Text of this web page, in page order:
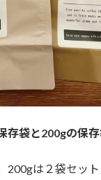
存袋と200gの保
は２袋セット